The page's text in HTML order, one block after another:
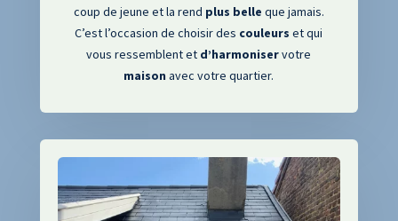
coup de jeune et la rend plus belle que jamais.
C’est l’occasion de choisir des couleurs et qui
vous ressemblent et d’harmoniservotre
maison avec votre quartier.